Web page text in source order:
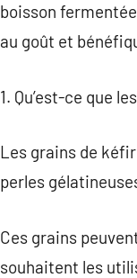
boisson
au goût et
1. Qu’est-ce que
Les grains de
perles
Ces grains
souhaitent les